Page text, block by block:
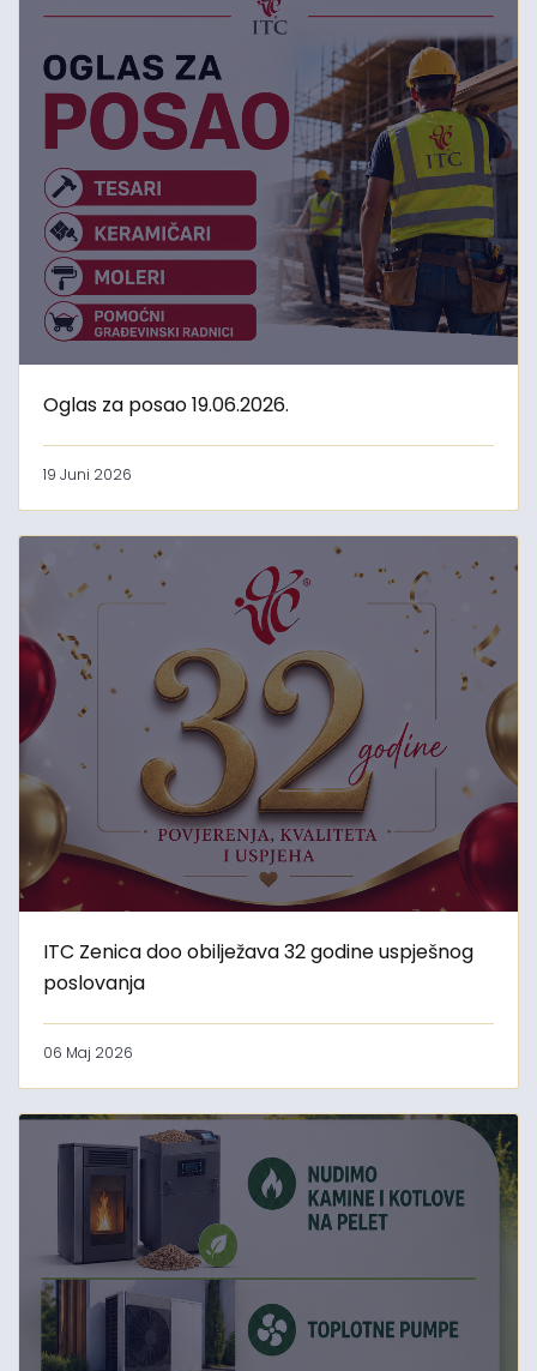
Oglas za posao 19.06.2026.
19 Juni 2026
ITC Zenica doo obilježava 32 godine uspješnog
poslovanja
06 Maj 2026